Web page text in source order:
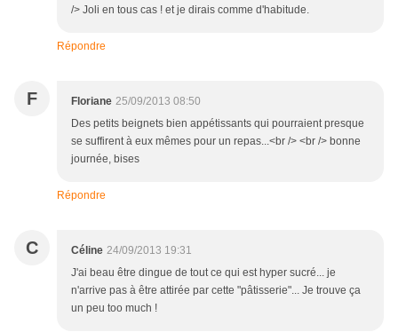
/> Joli en tous cas ! et je dirais comme d'habitude.
Répondre
F Floriane 25/09/2013 08:50
Des petits beignets bien appétissants qui pourraient presque
se suffirent à eux mêmes pour un repas...<br /> <br /> bonne
journée, bises
Répondre
C Céline 24/09/2013 19:31
J'ai beau être dingue de tout ce qui est hyper sucré... je
n'arrive pas à être attirée par cette "pâtisserie"... Je trouve ça
un peu too much !